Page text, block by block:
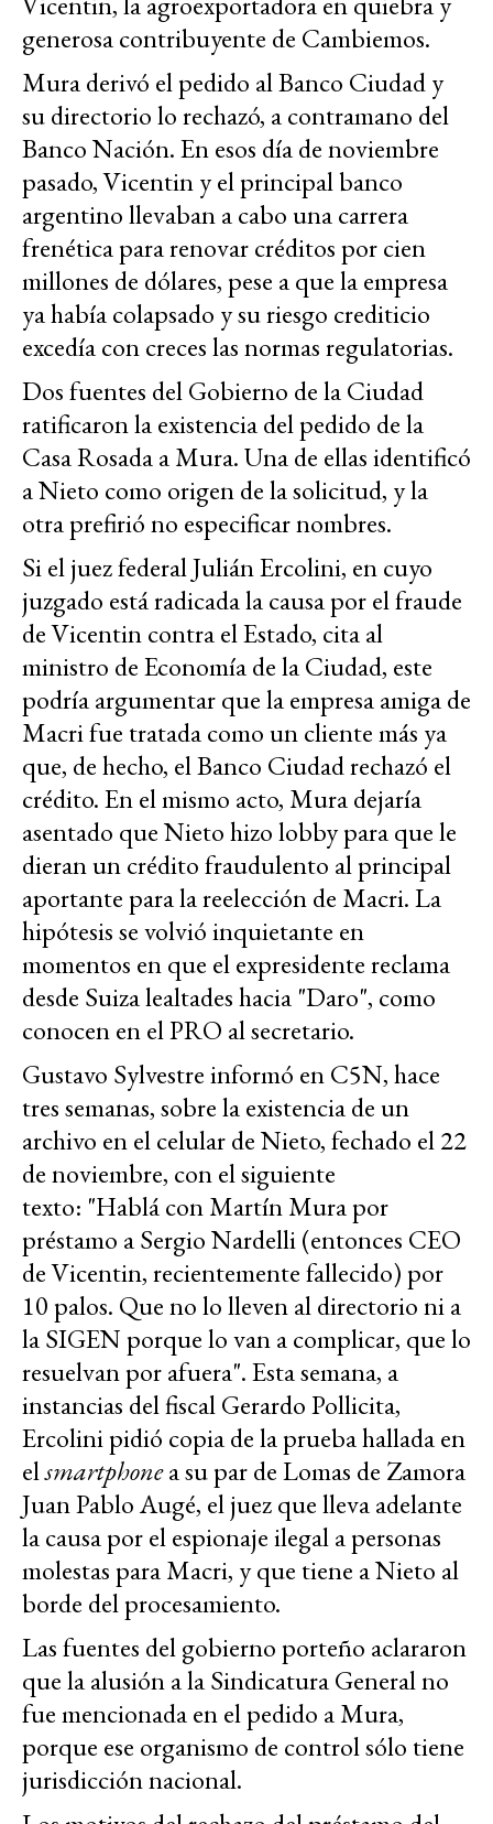
generosa contribuyente de Cambiemos.
Mura derivó el pedido al Banco Ciudad y
su directorio lo rechazó, a contramano del
Banco Nación. En esos día de noviembre
pasado, Vicentin y el principal banco
argentino llevaban a cabo una carrera
frenética para renovar créditos por cien
millones de dólares, pese a que la empresa
ya había colapsado y su riesgo crediticio
excedía con creces las normas regulatorias.
Dos fuentes del Gobierno de la Ciudad
ratificaron la existencia del pedido de la
Casa Rosada a Mura. Una de ellas identificó
a Nieto como origen de la solicitud, y la
otra prefirió no especificar nombres.
Si el juez federal Julián Ercolini, en cuyo
juzgado está radicada la causa por el fraude
de Vicentin contra el Estado, cita al
ministro de Economía de la Ciudad, este
podría argumentar que la empresa amiga de
Macri fue tratada como un cliente más ya
que, de hecho, el Banco Ciudad rechazó el
crédito. En el mismo acto, Mura dejaría
asentado que Nieto hizo lobby para que le
dieran un crédito fraudulento al principal
aportante para la reelección de Macri. La
hipótesis se volvió inquietante en
momentos en que el expresidente reclama
desde Suiza lealtades hacia "Daro", como
conocen en el PRO al secretario.
Gustavo Sylvestre informó en C5N, hace
tres semanas, sobre la existencia de un
archivo en el celular de Nieto, fechado el 22
de noviembre, con el siguiente
texto: "Hablá con Martín Mura por
préstamo a Sergio Nardelli (entonces CEO
de Vicentin, recientemente fallecido) por
10 palos. Que no lo lleven al directorio ni a
la SIGEN porque lo van a complicar, que lo
resuelvan por afuera". Esta semana, a
instancias del fiscal Gerardo Pollicita,
Ercolini pidió copia de la prueba hallada en
elsmartphonea su par de Lomas de Zamora
Juan Pablo Augé, el juez que lleva adelante
la causa por el espionaje ilegal a personas
molestas para Macri, y que tiene a Nieto al
borde del procesamiento.
Las fuentes del gobierno porteño aclararon
que la alusión a la Sindicatura General no
fue mencionada en el pedido a Mura,
porque ese organismo de control sólo tiene
jurisdicción nacional.